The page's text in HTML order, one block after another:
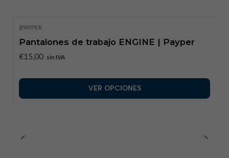
|PAYPER
Pantalones de trabajo ENGINE | Payper
€15,00 sin IVA
VER OPCIONES